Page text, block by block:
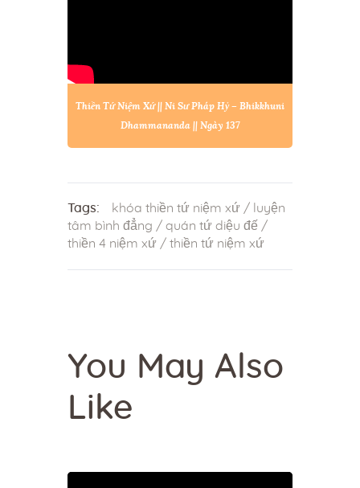
Thiền Tứ Niệm Xứ || Ni Sư Pháp Hỷ – Bhikkhuni
Dhammananda || Ngày 137
Tags: khóa thiền tứ niệm xứ/ luyện
tâm bình đẳng / quán tứ diệu đế /
thiền 4 niệm xứ / thiền tứ niệm xứ
You May Also
Like